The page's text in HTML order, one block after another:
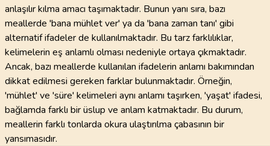
anlaşılır kılma amacı taşımaktadır. Bunun yanı sıra, bazı
meallerde 'bana mühlet ver' ya da 'bana zaman tanı' gibi
alternatif ifadeler de kullanılmaktadır. Bu tarz farklılıklar,
kelimelerin eş anlamlı olması nedeniyle ortaya çıkmaktadır.
Ancak, bazı meallerde kullanılan ifadelerin anlamı bakımından
dikkat edilmesi gereken farklar bulunmaktadır. Örneğin,
'mühlet' ve 'süre' kelimeleri aynı anlamı taşırken, 'yaşat' ifadesi,
bağlamda farklı bir üslup ve anlam katmaktadır. Bu durum,
meallerin farklı tonlarda okura ulaştırılma çabasının bir
yansımasıdır.